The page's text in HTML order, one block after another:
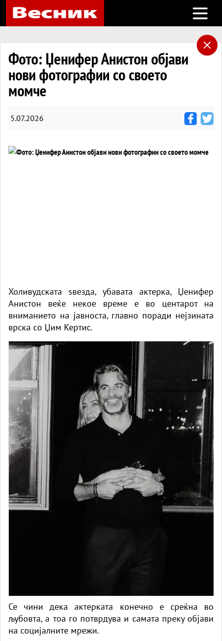
Open
Фото: Џенифер Анистон објави
нови фотографии со своето
момче
5.07.2026
Холивудската ѕвезда, убавата актерка, Џенифер
Анистон веќе некое време е во центарот на
вниманието на јавноста, главно поради нејзината
врска со Џим Кертис.
Се чини дека актерката конечно е среќна во
љубовта, а тоа го потврдува и самата преку објави
на социјалните мрежи.